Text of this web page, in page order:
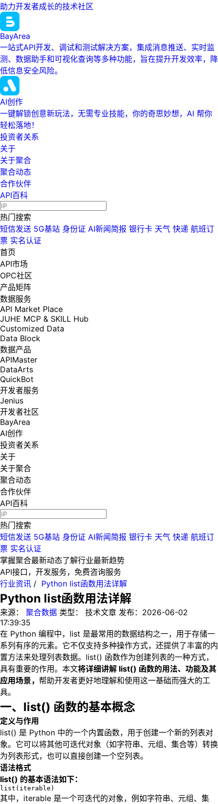
助力开发者成长的技术社区
BayArea
一站式API开发、调试和测试解决方案，集成消息推送、实时监
测、数据助手和可视化查询等多种功能，旨在提升开发效率，降
低信息安全风险。
AI创作
一键解锁创意新玩法，无需专业技能，你的奇思妙想，AI 帮你
轻松落地！
投资者关系
关于
关于聚合
聚合动态
合作伙伴
API百科
热门搜索
短信发送 5G基站 身份证 AI新闻简报 银行卡 天气 快递 航班订
票 实名认证
首页
API市场
OPC社区
产品矩阵
数据服务
API Market Place
JUHE MCP & SKILL Hub
Customized Data
Data Block
数据产品
APIMaster
DataArts
QuickBot
开发者服务
Jenius
开发者社区
BayArea
AI创作
投资者关系
关于
关于聚合
聚合动态
合作伙伴
API百科
热门搜索
短信发送 5G基站 身份证 AI新闻简报 银行卡 天气 快递 航班订
票 实名认证
掌握聚合最新动态了解行业最新趋势
API接口，开发服务，免费咨询服务
行业资讯 / Python list函数用法详解
Python list函数用法详解
来源： 聚合数据 类型： 技术文章 发布： 2026-06-02
17:39:35
在 Python 编程中，list 是最常用的数据结构之一，用于存储一
系列有序的元素。它不仅支持多种操作方式，还提供了丰富的内
置方法来处理列表数据。list() 函数作为创建列表的一种方式，
具有重要的作用。本文将详细讲解 list() 函数的用法、功能及其
应用场景， 帮助开发者更好地理解和使用这一基础而强大的工
具。
一、list() 函数的基本概念
定义与作用
list() 是 Python 中的一个内置函数，用于创建一个新的列表对
象。它可以将其他可迭代对象（如字符串、元组、集合等）转换
为列表形式，也可以直接创建一个空列表。
语法格式
list() 的基本语法如下：
list(iterable)
其中，iterable 是一个可迭代的对象，例如字符串、元组、集